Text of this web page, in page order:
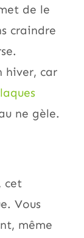
de le
craindre
hiver, car
ne gèle.
cet
Vous
même